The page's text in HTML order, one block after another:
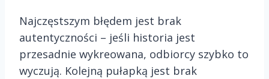
Najczęstszym błędem jest brak
autentyczności – jeśli historia jest
przesadnie wykreowana, odbiorcy szybko to
wyczują. Kolejną pułapką jest brak